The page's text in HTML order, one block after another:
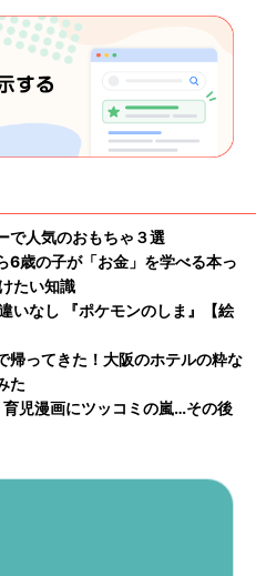
で人気のおもちゃ３選
6歳の子が「お金」を学べる本っ
たい知識
いなし 『ポケモンのしま』【絵
帰ってきた！大阪のホテルの粋な
た
育児漫画にツッコミの嵐…その後